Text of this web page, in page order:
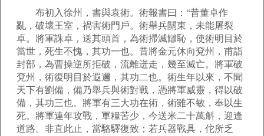
布初入徐州，書與袁術。術報書曰：“昔董卓作
亂，破壞王室，禍害術門戶。術舉兵關東，未能屠裂
卓。將軍誅卓，送其頭首，為術掃滅讎恥，使術明目於
當世，死生不愧，其功一也。昔將金元休向兗州，甫詣
封部，為曹操逆所拒破，流離迸走，幾至滅亡。將軍破
兗州，術復明目於遐邇，其功二也。術生年以來，不聞
天下有劉備，備乃舉兵與術對戰，憑將軍威靈，得以破
備，其功三也。將軍有三大功在術，術雖不敏，奉以生
死。將軍連年攻戰，軍糧苦少，今送米二十萬斛，迎逢
道路。非直此止，當駱驛復致；若兵器戰具，佗所乏